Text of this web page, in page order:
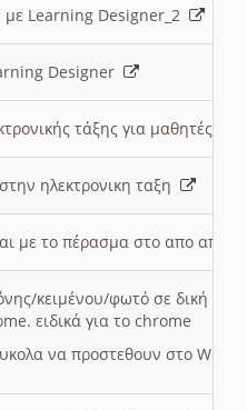
Learning Designer_2
Designer
τάξης για μαθητές
ηλεκτρονικη ταξη
με το πέρασμα στο απο
κειμένου/φωτό σε δική
ειδικά για το chrome
να προστεθουν στο Word